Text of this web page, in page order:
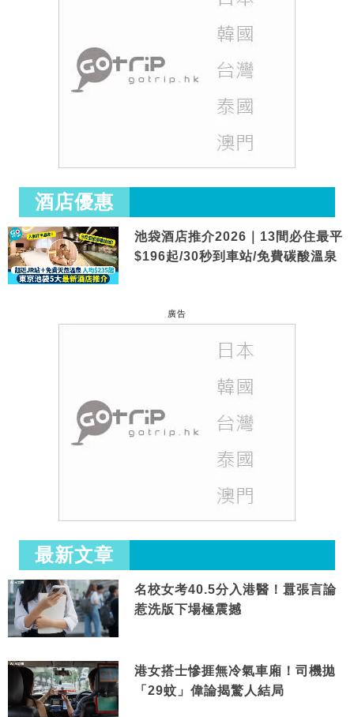
酒店優惠
池袋酒店推介2026｜13間必住最平
$196起/30秒到車站/免費碳酸溫泉
廣告
最新文章
名校女考40.5分入港醫！囂張言論
惹洗版下場極震撼
港女搭士慘捱無冷氣車廂！司機拋
「29蚊」偉論揭驚人結局